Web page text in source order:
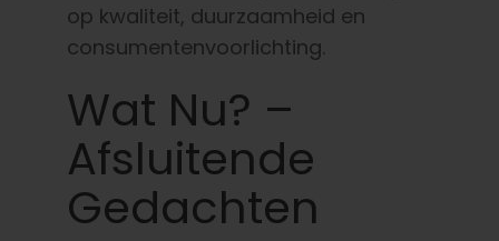
op kwaliteit, duurzaamheid en
consumentenvoorlichting.
Wat Nu? –
Afsluitende
Gedachten